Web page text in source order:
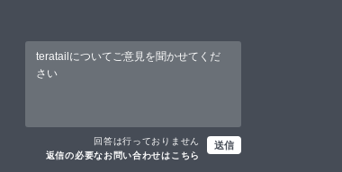
回答は行っておりません
返信の必要なお問い合わせはこちら
送信